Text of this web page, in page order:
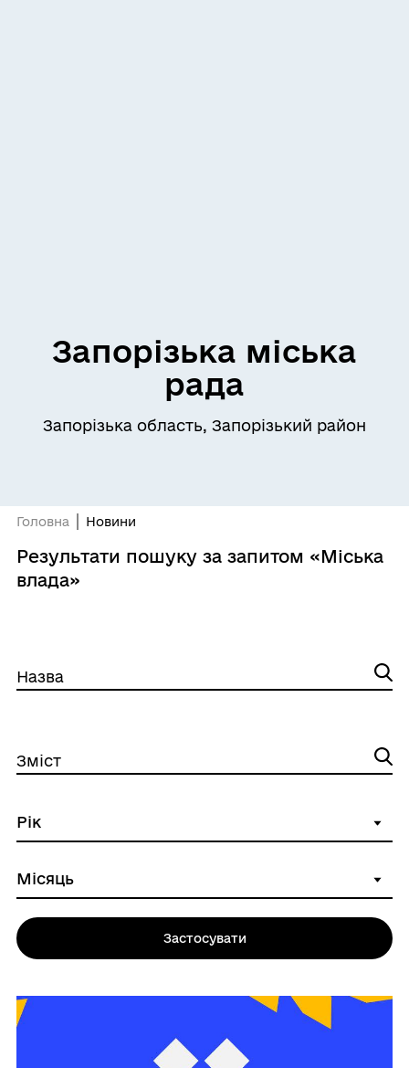
Запорізька міська
рада
Запорізька область, Запорізький район
Головна Новини
Результати пошуку за запитом «Міська
влада»
Назва
Зміст
Застосувати